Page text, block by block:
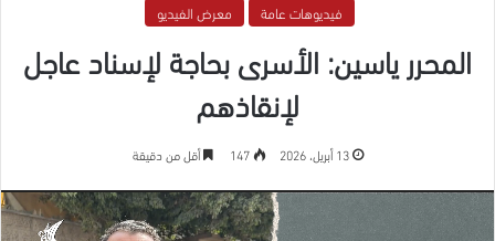
فيديوهات عامة معرض الفيديو
المحرر ياسين: الأسرى بحاجة لإسناد عاجل
لإنقاذهم
13 أبريل، 2026 147 أقل من دقيقة
مشغل
الفيديو